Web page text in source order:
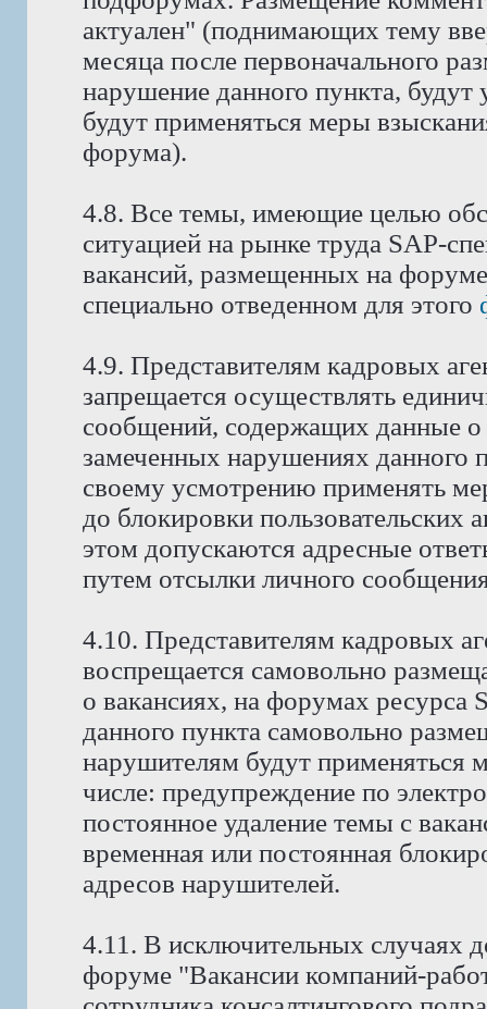
актуален" (поднимающих тему
месяца после первоначального
нарушение данного пункта, будут
будут применяться меры
форума).
4.8. Все темы, имеющие целью
ситуацией на рынке труда SAP-
вакансий, размещенных на
специально отведенном для этого
4.9. Представителям кадровых
запрещается осуществлять
сообщений, содержащих данные о
замеченных нарушениях данного
своему усмотрению применять
до блокировки
этом допускаются адресные
путем отсылки личного
4.10. Представителям кадровых
воспрещается самовольно
о вакансиях, на форумах
данного пункта самовольно
нарушителям будут применяться
числе: предупреждение по
постоянное удаление темы с
временная или постоянная
адресов нарушителей.
4.11. В исключительных случаях
форуме "Вакансии компаний-